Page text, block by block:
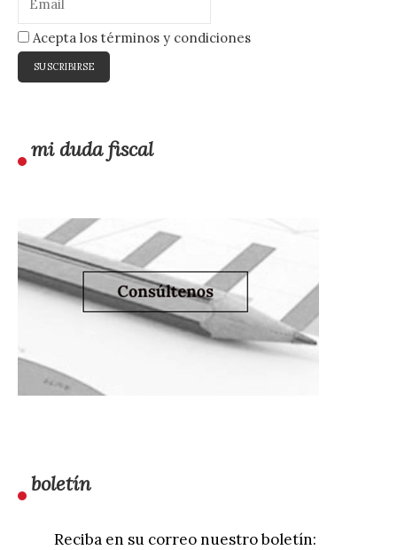
Acepta los términos y condiciones
mi duda fiscal
boletín
Reciba en su correo nuestro boletín: